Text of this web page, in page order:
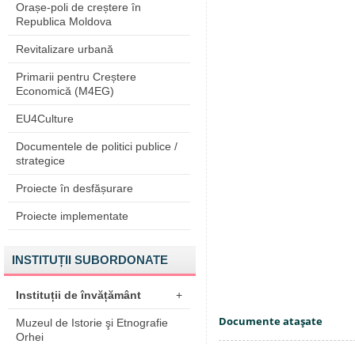
Orașe-poli de creștere în
Republica Moldova
Revitalizare urbană
Primarii pentru Creștere
Economică (M4EG)
EU4Culture
Documentele de politici publice /
strategice
Proiecte în desfășurare
Proiecte implementate
INSTITUȚII SUBORDONATE
Instituții de învățământ +
Muzeul de Istorie şi Etnografie
Orhei
Documente ataşate